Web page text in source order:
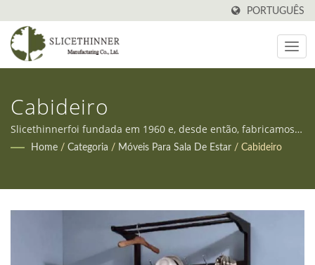
PORTUGUÊS
Cabideiro
Slicethinnerfoi fundada em 1960 e, desde então, fabricamos
todos os tipos de móveis em Taiwan. Além disso, oferecemos
Home / Categoria / Móveis Para Sala De Estar / Cabideiro